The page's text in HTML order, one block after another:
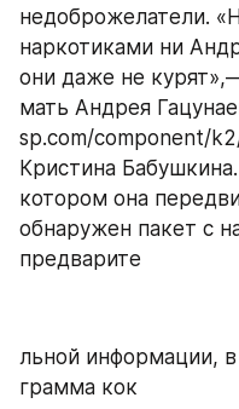
недоброжелатели.
наркотиками ни
они даже не
мать Андрея
sp.com/component/
Кристина
котором она
обнаружен пакет с
предварите
льной информации,
грамма кок